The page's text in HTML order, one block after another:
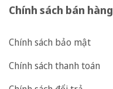
Chính sách bán hàng
Chính sách bảo mật
Chính sách thanh toán